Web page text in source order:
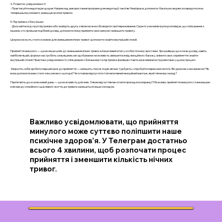
4. Розвиток усвідомленості
- Практикуйте медитацію щодня. Наприклад, використання програми для медитації, такої як Headspace, допомогло багатьом людям зосередитися на
теперішньому моменті, зменшуючи нічні тривоги.
5. Підтримка з боку інших
- Долучайтеся до груп підтримки або знайдіть друга, з яким можна обговорити свої переживання. Один із учасників групи розповідає, що спілкування з
іншими, хто пройшов подібний досвід, допомогло йому прийняти своє минуле і зменшити тривогу.
Ці кроки можуть стати основою для зменшення нічних тривог і допомогти знайти внутрішній спокій.
Прийняття минулого — це не лише шлях до зменшення нічних тривог, а й важливий етап у особистісному зростанні. Зрозумівши, що кожен досвід, навіть
найболючіший, формує нас і робить сильнішими, ми здобуваємо можливість звільнитися від емоційного багажу, змінити своє сприйняття і знайти
внутрішній спокій. Практики усвідомленості, спілкування з близькими та підтримка фахівців стають важливими інструментами у цьому процесі.
Запросіть себе зробити перший крок до прийняття — напишіть список подій, які вас турбують, і спробуйте переосмислити їх. Які уроки ви з них винесли? Як
вони допомогли вам стати тим, ким ви є сьогодні? Чи готові ви відпустити той негативний емоційний вантаж, який тягне вас назад?
Пам’ятайте, що кожен новий день — це можливість для змін. З яким відчуттям ви хочете прокидатися вранці? Можливо, прийняття минулого стане вашим
ключем до спокійного і щасливого життя, де тривога залишиться лише спогадом.
Важливо усвідомлювати, що прийняття
минулого може суттєво поліпшити наше
психічне здоров'я. У Телеграм достатньо
всього 4 хвилини, щоб розпочати процес
прийняття і зменшити кількість нічних
тривог.